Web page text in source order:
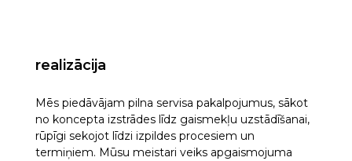
realizācija
Mēs piedāvājam pilna servisa pakalpojumus, sākot
no koncepta izstrādes līdz gaismekļu uzstādīšanai,
rūpīgi sekojot līdzi izpildes procesiem un
termiņiem. Mūsu meistari veiks apgaismojuma